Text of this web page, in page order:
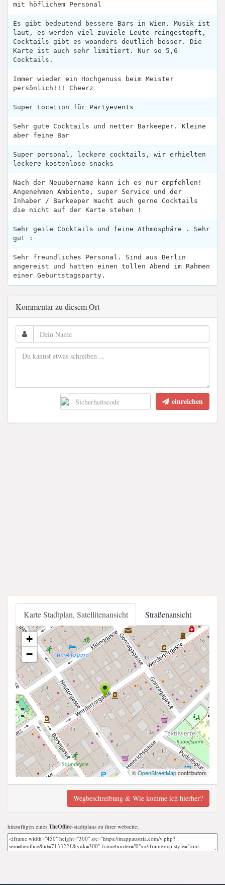
mit höflichem Personal
Es gibt bedeutend bessere Bars in Wien. Musik ist
laut, es werden viel zuviele Leute reingestopft,
Cocktails gibt es woanders deutlich besser. Die
Karte ist auch sehr limitiert. Nur so 5,6
Cocktails.
Immer wieder ein Hochgenuss beim Meister
persönlich!!! Cheerz
Super Location für Partyevents
Sehr gute Cocktails und netter Barkeeper. Kleine
aber feine Bar
Super personal, leckere cocktails, wir erhielten
leckere kostenlose snacks
Nach der Neuübername kann ich es nur empfehlen!
Angenehmen Ambiente, super Service und der
Inhaber / Barkeeper macht auch gerne Cocktails
die nicht auf der Karte stehen !
Sehr geile Cocktails und feine Athmosphäre . Sehr
gut :
Sehr freundliches Personal. Sind aus Berlin
angereist und hatten einen tollen Abend im Rahmen
einer Geburtstagsparty.
Kommentar zu diesem Ort
einreichen
Karte Stadtplan, Satellitenansicht Straßenansicht
+
−
©OpenStreetMapcontributors
Wegbeschreibung & Wie komme ich hierher?
hinzufügen eines TheOffice-stadtplans zu ihrer webseite;